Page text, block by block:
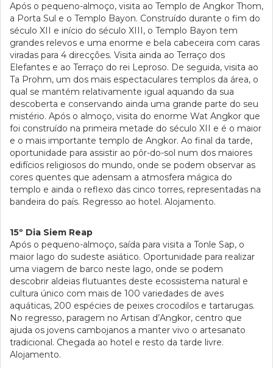
Após o pequeno-almoço, visita ao Templo de Angkor Thom,
a Porta Sul e o Templo Bayon. Construído durante o fim do
século XII e início do século XIII, o Templo Bayon tem
grandes relevos e uma enorme e bela cabeceira com caras
viradas para 4 direcções. Visita ainda ao Terraço dos
Elefantes e ao Terraço do rei Leproso. De seguida, visita ao
Ta Prohm, um dos mais espectaculares templos da área, o
qual se mantém relativamente igual aquando da sua
descoberta e conservando ainda uma grande parte do seu
mistério. Após o almoço, visita do enorme Wat Angkor que
foi construído na primeira metade do século XII e é o maior
e o mais importante templo de Angkor. Ao final da tarde,
oportunidade para assistir ao pôr-do-sol num dos maiores
edifícios religiosos do mundo, onde se podem observar as
cores quentes que adensam a atmosfera mágica do
templo e ainda o reflexo das cinco torres, representadas na
bandeira do país. Regresso ao hotel. Alojamento.
15º Dia Siem Reap
Após o pequeno-almoço, saída para visita a Tonle Sap, o
maior lago do sudeste asiático. Oportunidade para realizar
uma viagem de barco neste lago, onde se podem
descobrir aldeias flutuantes deste ecossistema natural e
cultura único com mais de 100 variedades de aves
aquáticas, 200 espécies de peixes crocodilos e tartarugas.
No regresso, paragem no Artisan d’Angkor, centro que
ajuda os jovens cambojanos a manter vivo o artesanato
tradicional. Chegada ao hotel e resto da tarde livre.
Alojamento.